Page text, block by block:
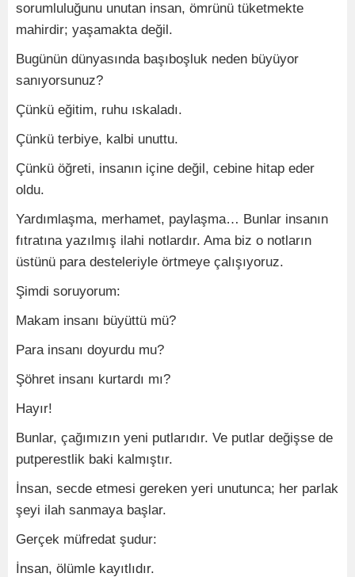
sorumluluğunu unutan insan, ömrünü tüketmekte
mahirdir; yaşamakta değil.
Bugünün dünyasında başıboşluk neden büyüyor
sanıyorsunuz?
Çünkü eğitim, ruhu ıskaladı.
Çünkü terbiye, kalbi unuttu.
Çünkü öğreti, insanın içine değil, cebine hitap eder
oldu.
Yardımlaşma, merhamet, paylaşma… Bunlar insanın
fıtratına yazılmış ilahi notlardır. Ama biz o notların
üstünü para desteleriyle örtmeye çalışıyoruz.
Şimdi soruyorum:
Makam insanı büyüttü mü?
Para insanı doyurdu mu?
Şöhret insanı kurtardı mı?
Hayır!
Bunlar, çağımızın yeni putlarıdır. Ve putlar değişse de
putperestlik baki kalmıştır.
İnsan, secde etmesi gereken yeri unutunca; her parlak
şeyi ilah sanmaya başlar.
Gerçek müfredat şudur:
İnsan, ölümle kayıtlıdır.